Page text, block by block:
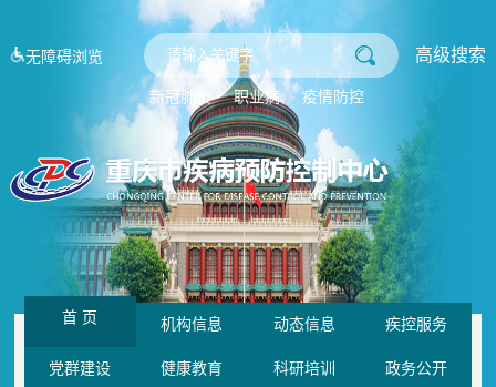
无障碍浏览 高级搜索
新冠肺炎 职业病 疫情防控
首 页 机构信息 动态信息 疾控服务
党群建设 健康教育 科研培训 政务公开